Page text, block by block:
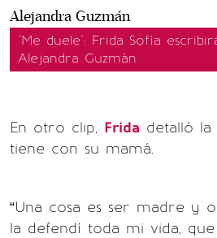
"Me duele": Frida Sofía
Alejandra Guzmán
En otro clip, Frida detalló
tiene con su mamá.
“Una cosa es ser madre y
la defendí toda mi vida,